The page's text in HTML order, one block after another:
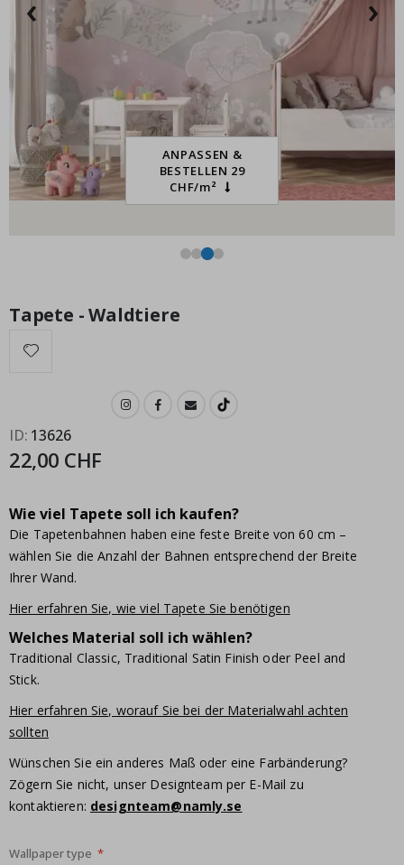
15,00 €
ANPASSEN &
BESTELLEN 29
CHF/m²
Tapete - Waldtiere
ID 13626
22,00 CHF
Wie viel Tapete soll ich kaufen?
Die Tapetenbahnen haben eine feste Breite von 60 cm –
wählen Sie die Anzahl der Bahnen entsprechend der Breite
Ihrer Wand.
Hier erfahren Sie, wie viel Tapete Sie benötigen
Welches Material soll ich wählen?
Traditional Classic, Traditional Satin Finish oder Peel and
Stick.
Hier erfahren Sie, worauf Sie bei der Materialwahl achten
sollten
Wünschen Sie ein anderes Maß oder eine Farbänderung?
Zögern Sie nicht, unser Designteam per E-Mail zu
kontaktieren: designteam@namly.se
Wallpaper type